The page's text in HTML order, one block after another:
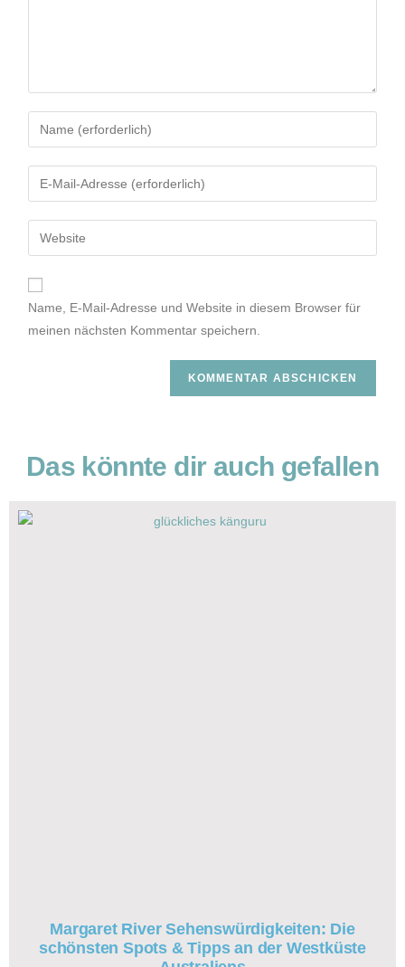
Name, E-Mail-Adresse und Website in diesem Browser für
meinen nächsten Kommentar speichern.
Das könnte dir auch gefallen
Margaret River Sehenswürdigkeiten: Die
schönsten Spots & Tipps an der Westküste